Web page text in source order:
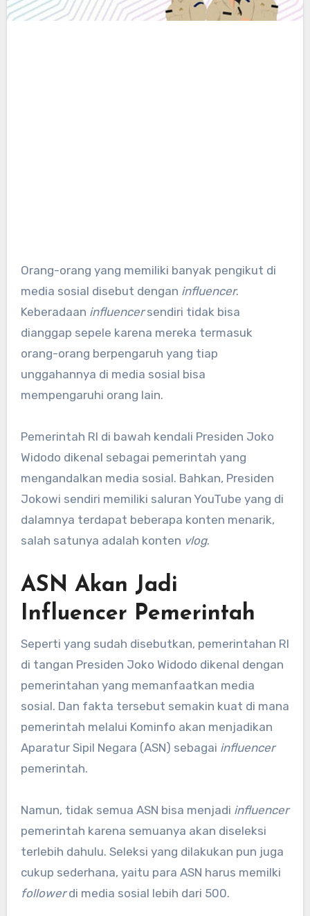
Orang-orang yang memiliki banyak pengikut di
media sosial disebut dengan influencer.
Keberadaan influencersendiri tidak bisa
dianggap sepele karena mereka termasuk
orang-orang berpengaruh yang tiap
unggahannya di media sosial bisa
mempengaruhi orang lain.
Pemerintah RI di bawah kendali Presiden Joko
Widodo dikenal sebagai pemerintah yang
mengandalkan media sosial. Bahkan, Presiden
Jokowi sendiri memiliki saluran YouTube yang di
dalamnya terdapat beberapa konten menarik,
salah satunya adalah konten vlog.
ASN Akan Jadi
Influencer Pemerintah
Seperti yang sudah disebutkan, pemerintahan RI
di tangan Presiden Joko Widodo dikenal dengan
pemerintahan yang memanfaatkan media
sosial. Dan fakta tersebut semakin kuat di mana
pemerintah melalui Kominfo akan menjadikan
Aparatur Sipil Negara (ASN) sebagai influencer
pemerintah.
Namun, tidak semua ASN bisa menjadi influencer
pemerintah karena semuanya akan diseleksi
terlebih dahulu. Seleksi yang dilakukan pun juga
cukup sederhana, yaitu para ASN harus memilki
followerdi media sosial lebih dari 500.